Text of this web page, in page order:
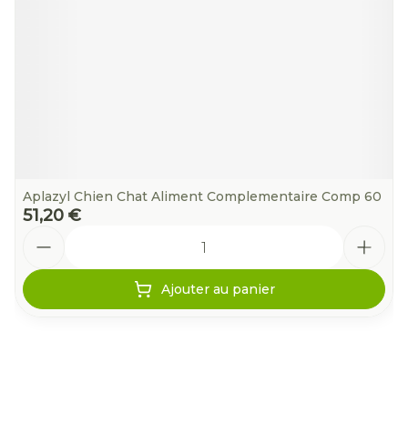
Aplazyl Chien Chat Aliment Complementaire Comp 60
51,20 €
Ajouter au panier